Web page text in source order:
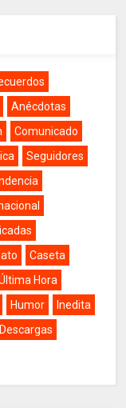
Anécdotas
Comunicado
Seguidores
Caseta
Hora
Humor
Inedita
Descargas